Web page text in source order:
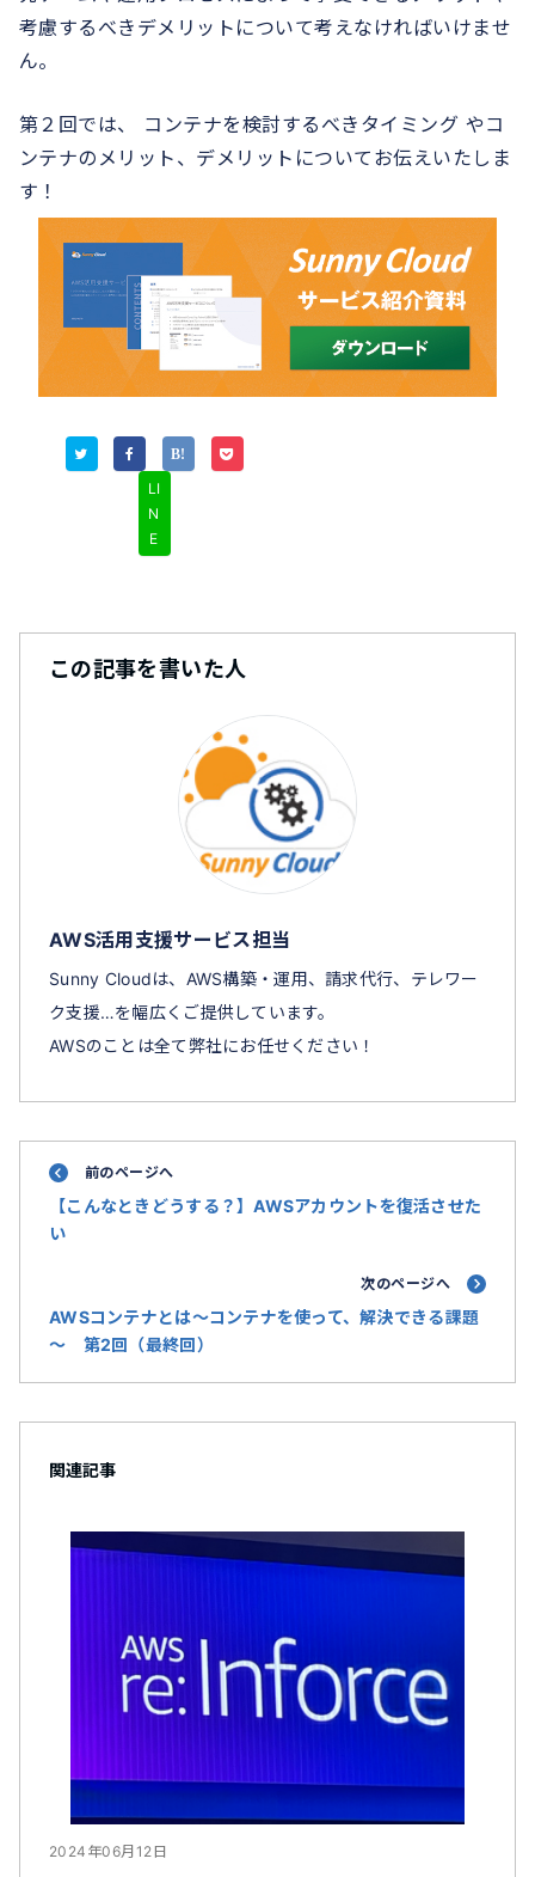
考慮するべきデメリットについて考えなければいけませ
ん。
第２回では、 コンテナを検討するべきタイミング やコ
ンテナのメリット、デメリットについてお伝えいたしま
す！
LI
N
E
この記事を書いた人
AWS活用支援サービス担当
Sunny Cloudは、AWS構築・運用、請求代行、テレワー
ク支援…を幅広くご提供しています。
AWSのことは全て弊社にお任せください！
前のページへ
【こんなときどうする？】AWSアカウントを復活させた
い
次のページへ
AWSコンテナとは～コンテナを使って、解決できる課題
～ 第2回（最終回）
関連記事
2024年06月12日